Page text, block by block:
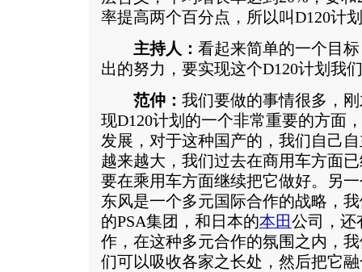
率提高两个百分点，所以叫D120计
主持人： 看起来简单的一个目
出的努力，要实现这个D120计划我
范仲： 我们要做的事情很多，
现D120计划的一个非常重要的方面
发展，对于这种国产的，我们自己
越来越大，我们过去在商用车方面
要在乘用车方面继续把它做好。另
东风是一个多元国际合作的战略，
的PSA集团，和日本的本田公司，还
作，在这种多元合作的氛围之内，
们可以吸收各家之长处，然后把它